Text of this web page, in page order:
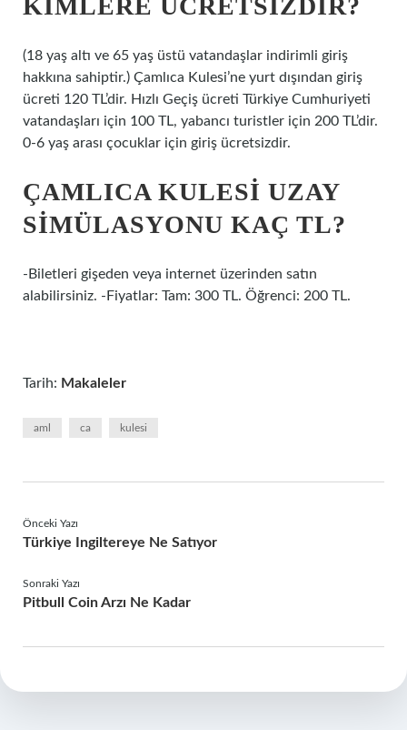
KIMLERE ÜCRETSIZDIR?
(18 yaş altı ve 65 yaş üstü vatandaşlar indirimli giriş
hakkına sahiptir.) Çamlıca Kulesi’ne yurt dışından giriş
ücreti 120 TL’dir. Hızlı Geçiş ücreti Türkiye Cumhuriyeti
vatandaşları için 100 TL, yabancı turistler için 200 TL’dir.
0-6 yaş arası çocuklar için giriş ücretsizdir.
ÇAMLICA KULESI UZAY
SIMÜLASYONU KAÇ TL?
-Biletleri gişeden veya internet üzerinden satın
alabilirsiniz. -Fiyatlar: Tam: 300 TL. Öğrenci: 200 TL.
Tarih: Makaleler
aml ca kulesi
Önceki Yazı
Türkiye Ingiltereye Ne Satıyor
Sonraki Yazı
Pitbull Coin Arzı Ne Kadar